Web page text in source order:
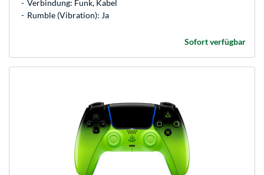
Verbindung: Funk, Kabel
Rumble (Vibration): Ja
Sofort verfügbar